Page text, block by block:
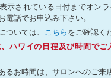
示されている日付までオンラ
電話でお申込み下さい。
ついては、 こちら をご確認く
ハワイの日程及び時間でご
るお時間は、サロンへのご来